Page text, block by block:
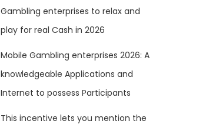
Gambling enterprises to relax and
play for real Cash in 2026
Mobile Gambling enterprises 2026: A
knowledgeable Applications and
Internet to possess Participants
This incentive lets you mention the